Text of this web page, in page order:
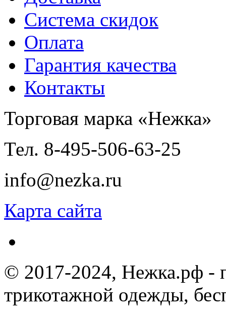
Система скидок
Оплата
Гарантия качества
Контакты
Торговая марка «Нежка»
Тел. 8-495-506-63-25
info@nezka.ru
Карта сайта
© 2017-2024, Нежка.рф -
трикотажной одежды,